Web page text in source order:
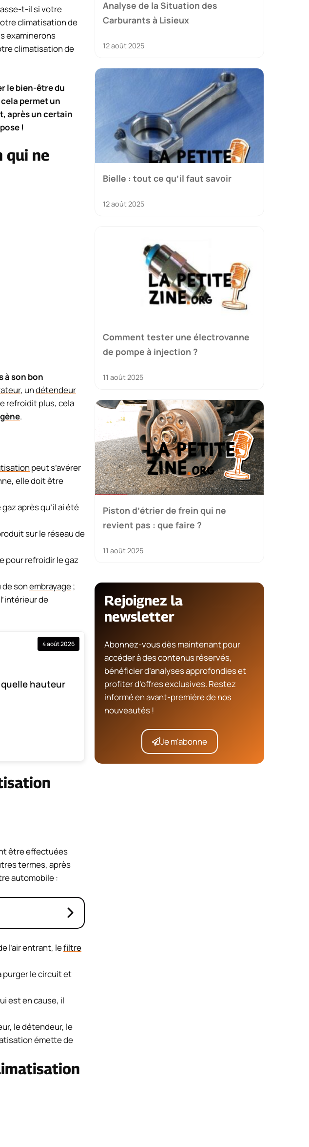
t-il si votre
climatisation de
examinerons
climatisation de
le bien-être du
permet un
après un certain
!
qui ne
à son bon
, undétendeur
refroidit plus, cela
.
peut s’avérer
elle doit être
après qu’il ai été
sur le réseau de
pour refroidir le gaz
de sonembrayage;
de
4 août 2026
hauteur
être effectuées
termes, après
automobile :
l’air entrant, lefiltre
purger le circuit et
est en cause, il
le détendeur, le
émette de
Analyse de la Situation des
Carburants à Lisieux
12 août 2025
Bielle : tout ce qu’il faut savoir
12 août 2025
Comment tester une électrovanne
de pompe à injection ?
11 août 2025
Piston d’étrier de frein qui ne
revient pas : que faire ?
11 août 2025
Rejoignez la
newsletter
Abonnez-vous dès maintenant pour
accéder à des contenus réservés,
bénéficier d’analyses approfondies et
profiter d’offres exclusives. Restez
informé en avant-première de nos
nouveautés !
Je m'abonne